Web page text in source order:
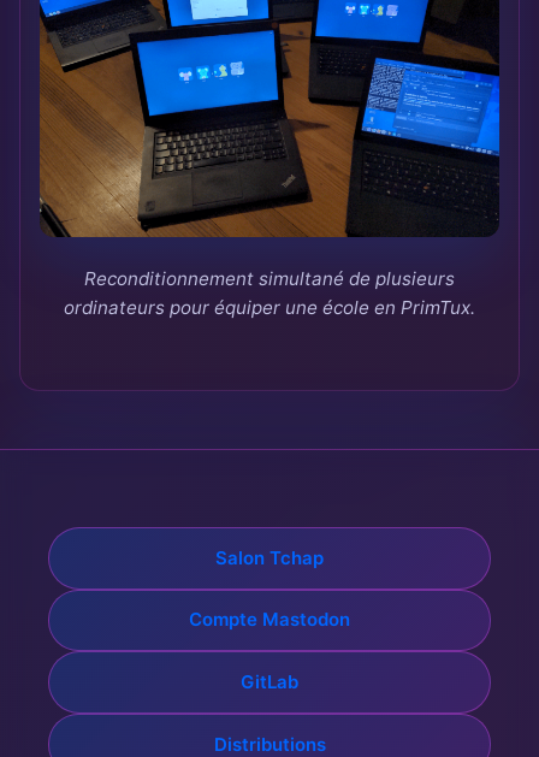
Reconditionnement simultané de plusieurs
ordinateurs pour équiper une école en PrimTux.
Salon Tchap
Compte Mastodon
GitLab
Distributions